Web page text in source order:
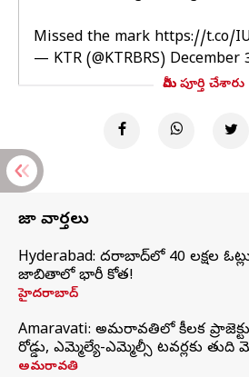
Missed the mark https://t.co/
— KTR (@KTRBRS) December
మీరు పూర్తి చేశారు
తాజా వార్తలు
Hyderabad: హైదరాబాద్‌లో 40 లక్షల
జాబితాలో భారీ కోత!
హైదరాబాద్
Amaravati: అమరావతిలో కీలక
రోడ్డు, ఎమ్మెల్యే-ఎమ్మెల్సీ టవర్లకు తుది
అమరావతి